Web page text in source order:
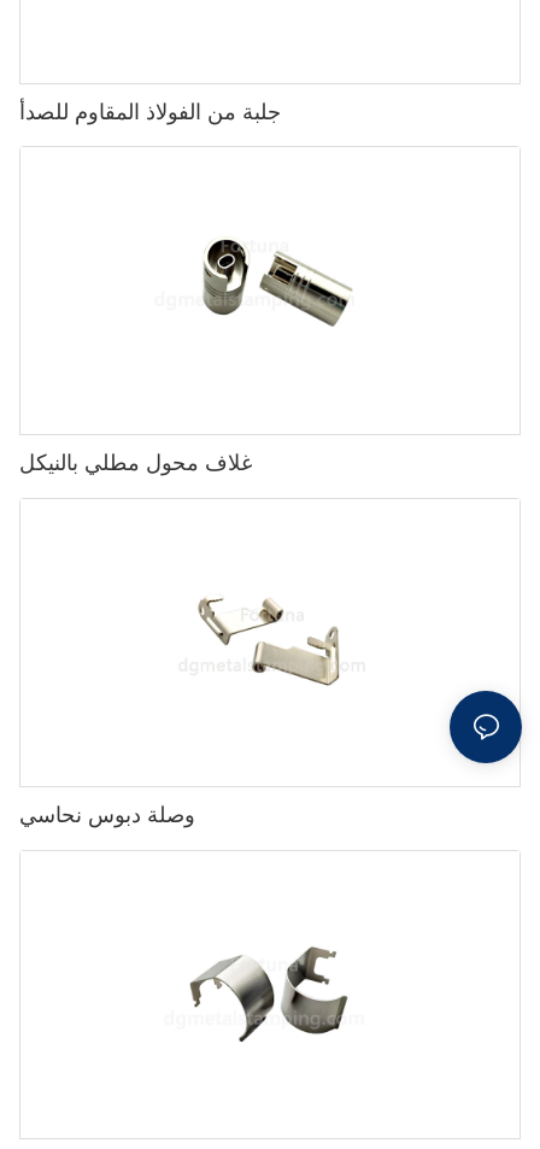
جلبة من الفولاذ المقاوم للصدأ
غلاف محول مطلي بالنيكل
وصلة دبوس نحاسي